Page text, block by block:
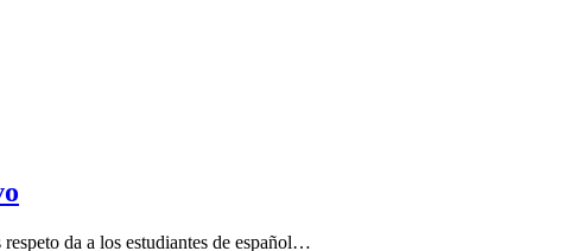
da a los estudiantes de español…